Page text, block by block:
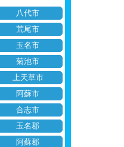
八代市
荒尾市
玉名市
菊池市
上天草市
阿蘇市
合志市
玉名郡
阿蘇郡